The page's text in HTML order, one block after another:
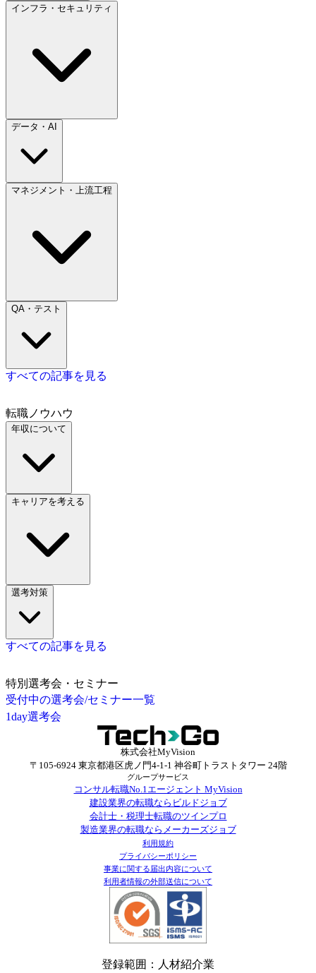
インフラ・セキュリティ
データ・AI
マネジメント・上流工程
QA・テスト
すべての記事を見る
転職ノウハウ
年収について
キャリアを考える
選考対策
すべての記事を見る
特別選考会・セミナー
受付中の選考会/セミナー一覧
1day選考会
株式会社MyVision
〒105-6924 東京都港区虎ノ門4-1-1 神谷町トラストタワー 24階
グループサービス
コンサル転職No.1エージェント MyVision
建設業界の転職ならビルドジョブ
会計士・税理士転職のツインプロ
製造業界の転職ならメーカーズジョブ
利用規約
プライバシーポリシー
事業に関する届出内容について
利用者情報の外部送信について
登録範囲：人材紹介業